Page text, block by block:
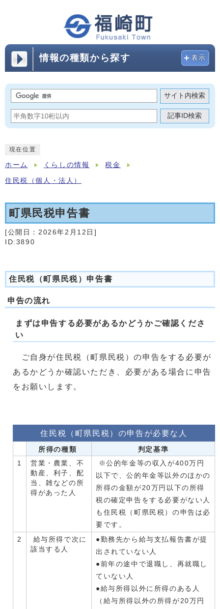
情報の種類から探す 表示
サイト内検索
記事ID検索
現在位置
ホーム くらしの情報 税金
住民税（個人・法人）
町県民税申告書
[公開日： 2026年2月12日 ]
ID:3890
住民税（町県民税）申告書
申告の流れ
まずは申告する必要があるかどうかご確認くださ
い
ご自身が住民税（町県民税）の申告をする必要が
あるかどうか確認いただき、必要がある場合に申告
をお願いします。
住民税（町県民税）の申告が必要な人
所得の種類
判定基準
1
営業・農業、不
動産、利子、配
当、雑などの所
得があった人
※公的年金等の収入が400万円
以下で、公的年金等以外のほかの
所得の金額が20万円以下の所得
税の確定申告をする必要がない人
も住民税（町県民税）の申告は必
要です。
2
給与所得で次に
該当する人
●勤務先から給与支払報告書が提
出されていない人
●前年の途中で退職し、再就職し
ていない人
●給与所得以外に所得のある人
（給与所得以外の所得が20万円